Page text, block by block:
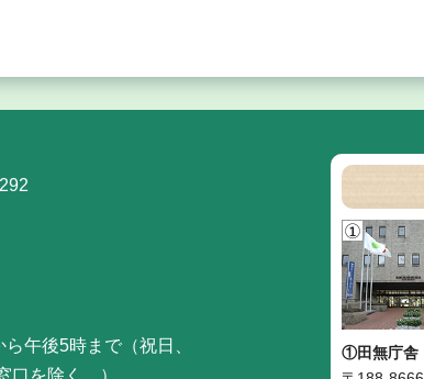
午後5時まで（祝日、
①田無庁舎